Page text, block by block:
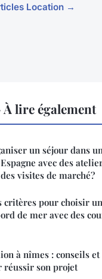
Location →
lire également
un séjour dans
avec des
visites de marché?
critères pour choisir
de mer avec des
à nîmes : conseils et
réussir son projet